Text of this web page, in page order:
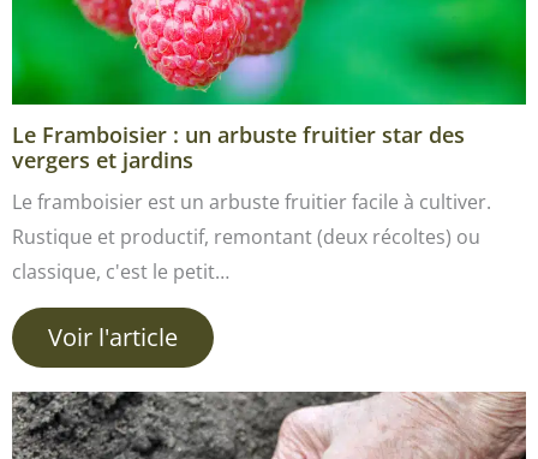
Le Framboisier : un arbuste fruitier star des
vergers et jardins
Le framboisier est un arbuste fruitier facile à cultiver.
Rustique et productif, remontant (deux récoltes) ou
classique, c'est le petit…
Voir l'article